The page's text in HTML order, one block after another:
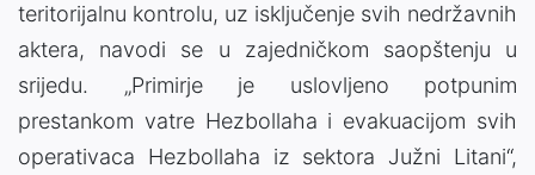
teritorijalnu kontrolu, uz isključenje svih nedržavnih
aktera, navodi se u zajedničkom saopštenju u
srijedu. „Primirje je uslovljeno potpunim
prestankom vatre Hezbollaha i evakuacijom svih
operativaca Hezbollaha iz sektora Južni Litani“,